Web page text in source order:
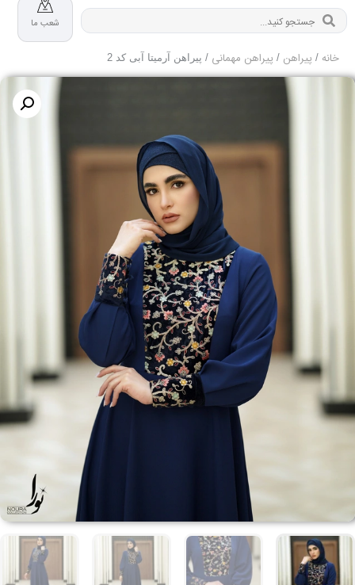
شعب ما
خانه / پیراهن / پیراهن مهمانی / پیراهن آرمیتا آبی کد 2